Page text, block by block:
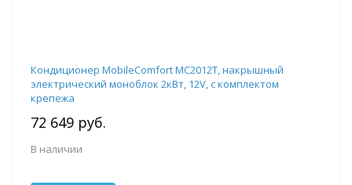
Кондиционер MobileComfort MC2012T, накрышный
электрический моноблок 2кВт, 12V, с комплектом
крепежа
72 649 руб.
В наличии